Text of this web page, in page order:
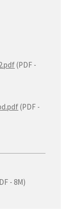
(PDF -
(PDF -
- 8M)